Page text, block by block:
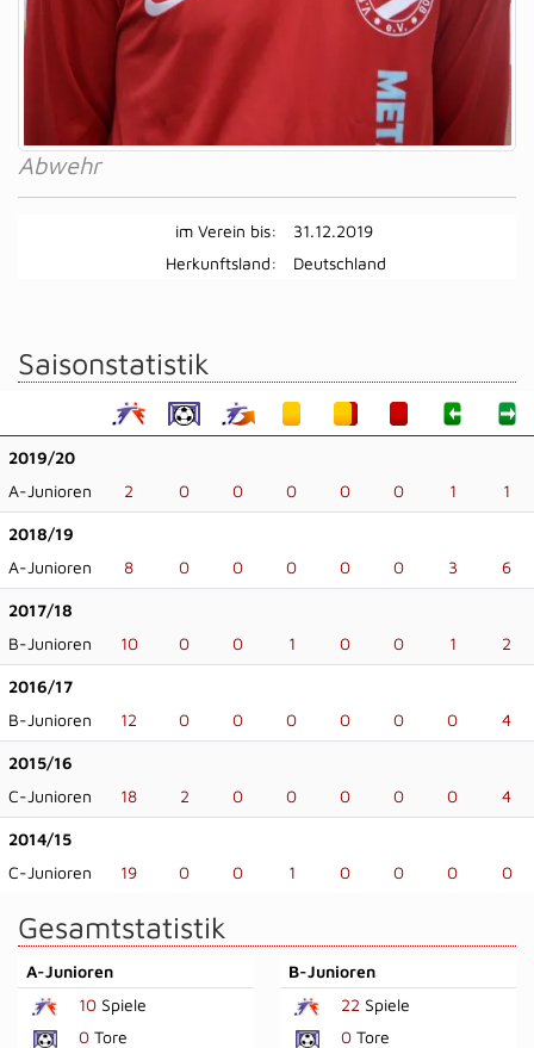
Abwehr
im Verein bis:
31.12.2019
Herkunftsland:
Deutschland
Saisonstatistik
2019/20
A-Junioren
2 0 0 0 0 0 1 1
2018/19
A-Junioren
8 0 0 0 0 0 3 6
2017/18
B-Junioren
10 0 0 1 0 0 1 2
2016/17
B-Junioren
12 0 0 0 0 0 0 4
2015/16
C-Junioren
18 2 0 0 0 0 0 4
2014/15
C-Junioren
19 0 0 1 0 0 0 0
Gesamtstatistik
A-Junioren
10 Spiele
0 Tore
B-Junioren
22 Spiele
0Tore